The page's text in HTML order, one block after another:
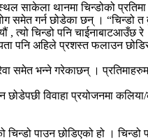
साकेला थानमा चिन्डोको प्रतिमा
समेत गर्न छोडेका छन् । “चिन्डो त
, त्यो चिन्डो पनि चाईनाबाटआउँछ
पनि अहिले प्रशस्त फलाउन
समेत भन्ने गरेकाछन् ।
विवाहा प्रयोजनमा
पाउन छोडिएको हो । चिन्डो